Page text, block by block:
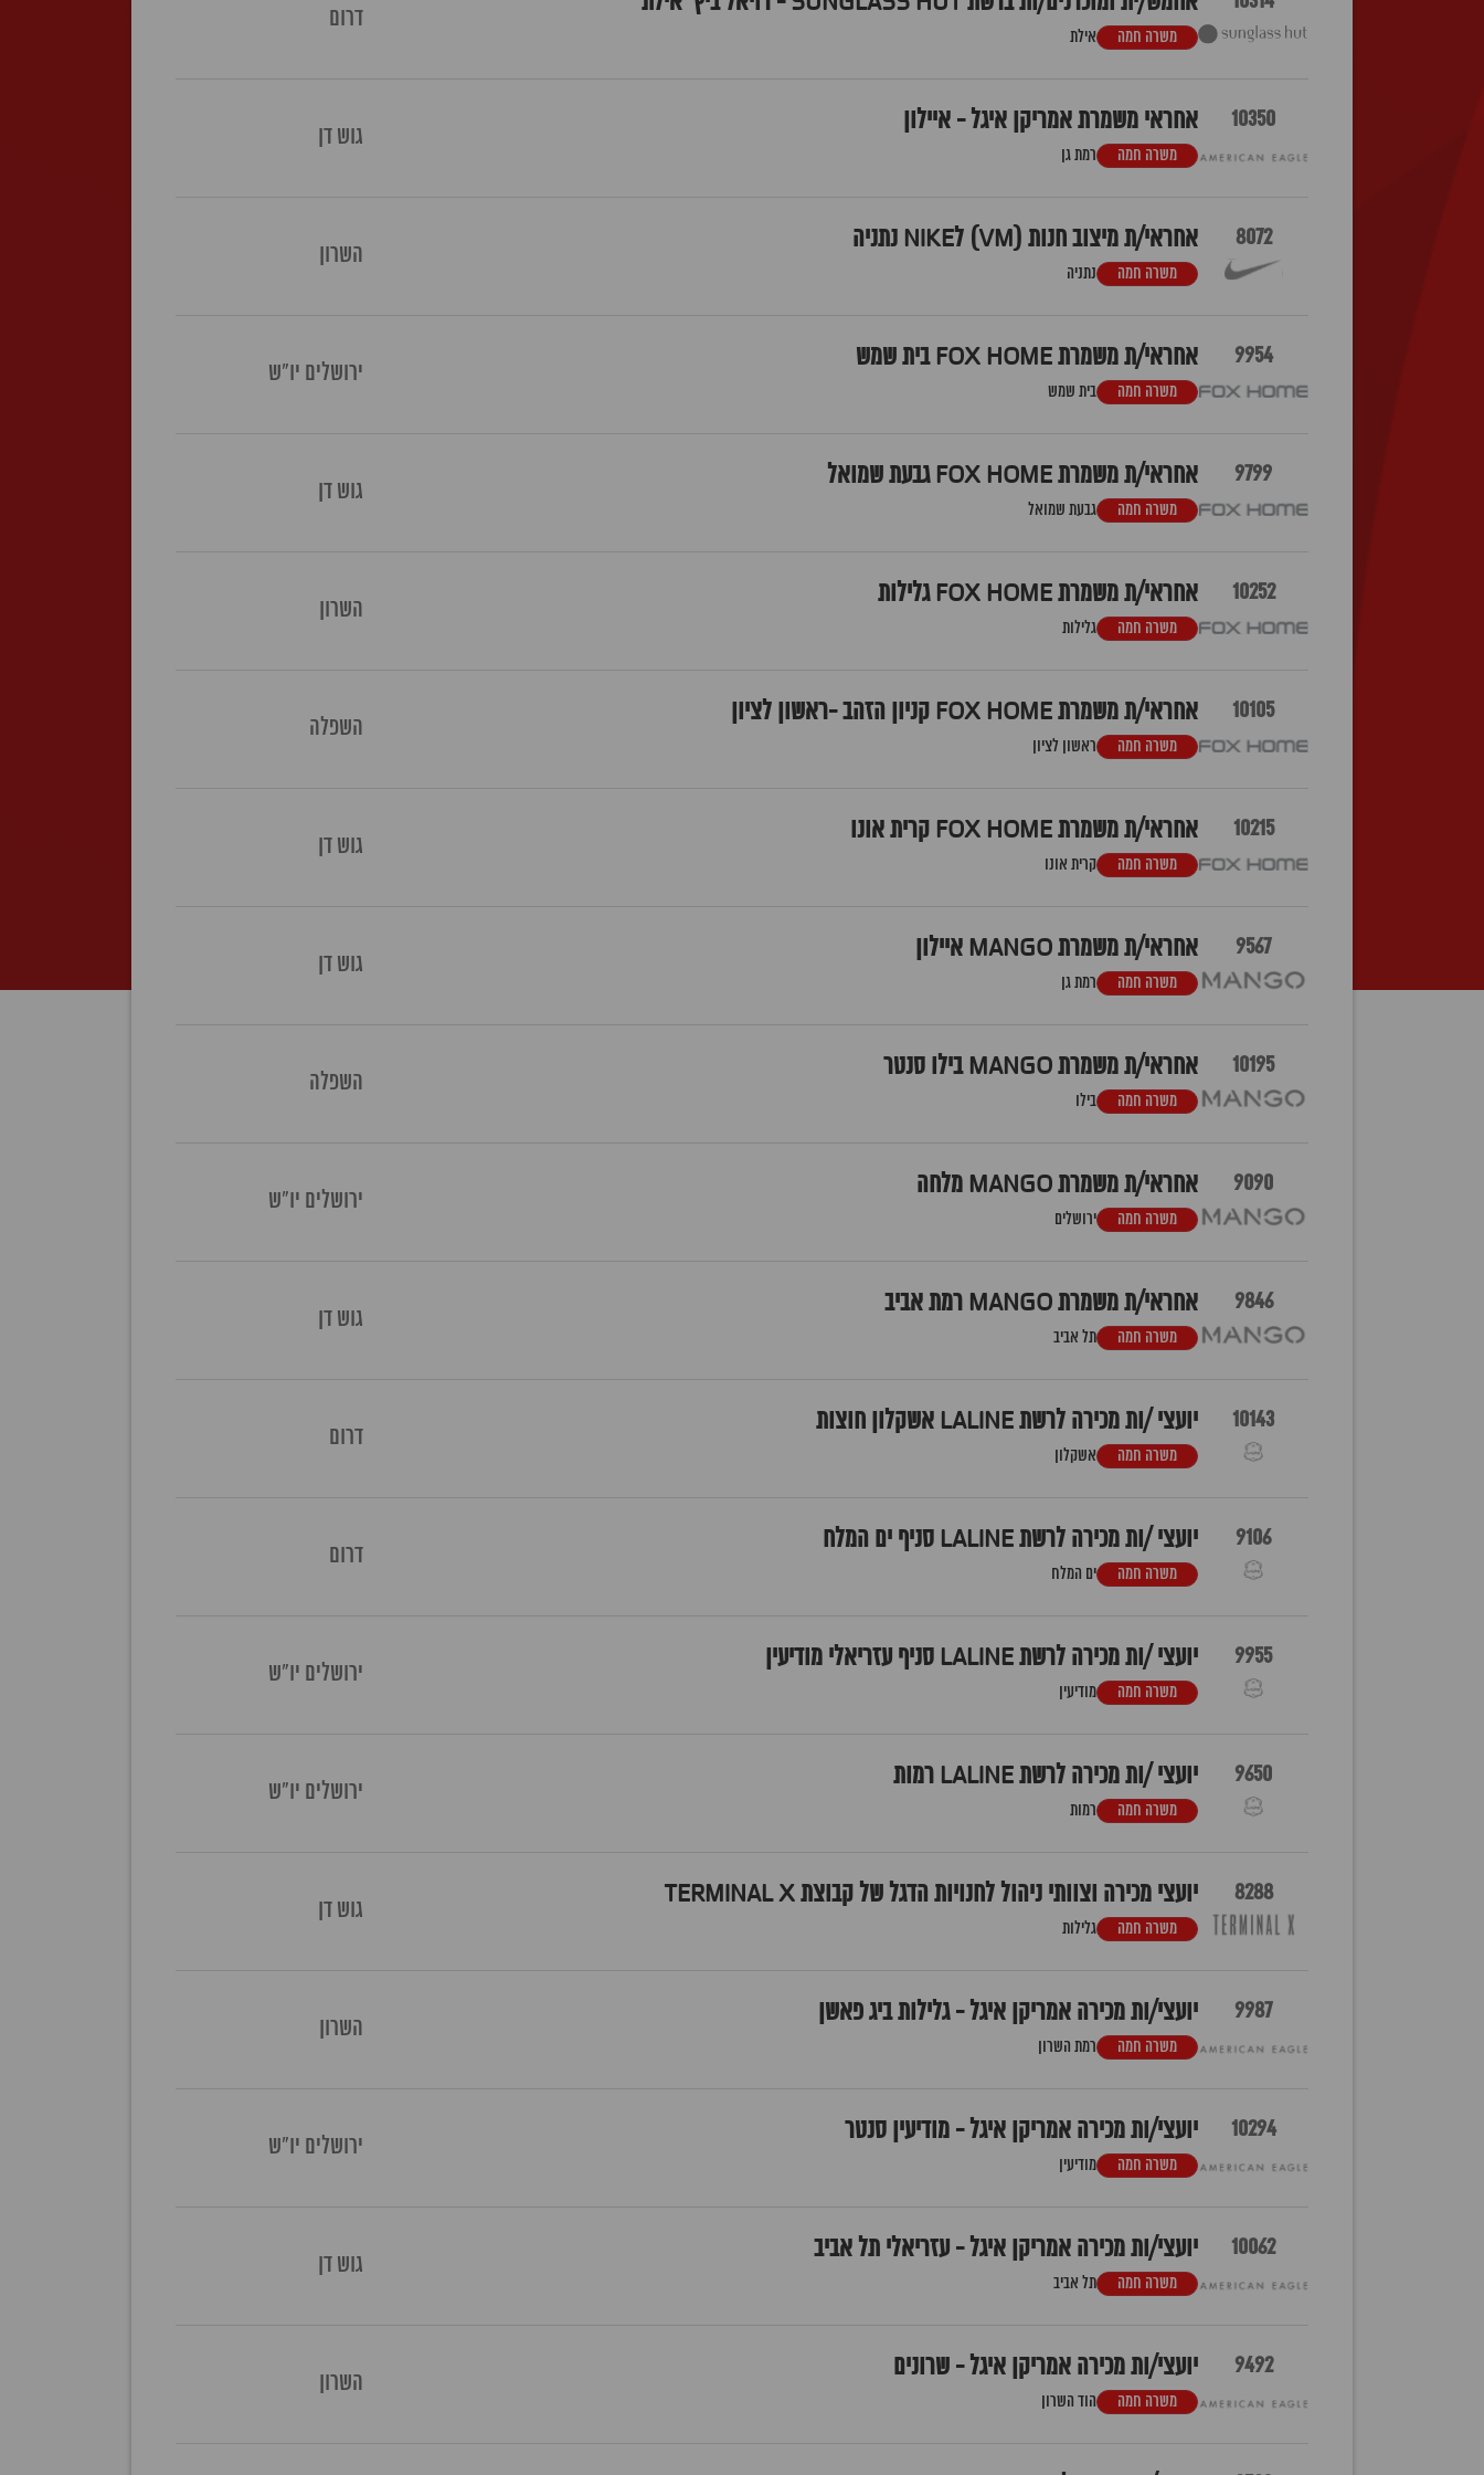
אילת משרה חמה
דרום
10350 אחראי משמרת אמריקן איגל - איילון
רמת גן משרה חמה
גוש דן
8072 אחראי/ת מיצוב חנות (VM) לNIKE נתניה
נתניה משרה חמה
השרון
9954 אחראי/ת משמרת FOX HOME בית שמש
בית שמש משרה חמה
ירושלים יו"ש
9799 אחראי/ת משמרת FOX HOME גבעת שמואל
גבעת שמואל משרה חמה
גוש דן
10252 אחראי/ת משמרת FOX HOME גלילות
גלילות משרה חמה
השרון
10105 אחראי/ת משמרת FOX HOME קניון הזהב -ראשון לציון
ראשון לציון משרה חמה
השפלה
10215 אחראי/ת משמרת FOX HOME קרית אונו
קרית אונו משרה חמה
גוש דן
9567 אחראי/ת משמרת MANGO איילון
רמת גן משרה חמה
גוש דן
10195 אחראי/ת משמרת MANGO בילו סנטר
בילו משרה חמה
השפלה
9090 אחראי/ת משמרת MANGO מלחה
ירושלים משרה חמה
ירושלים יו"ש
9846 אחראי/ת משמרת MANGO רמת אביב
תל אביב משרה חמה
גוש דן
10143 יועצי /ות מכירה לרשת LALINE אשקלון חוצות
אשקלון משרה חמה
דרום
9106 יועצי /ות מכירה לרשת LALINE סניף ים המלח
ים המלח משרה חמה
דרום
9955 יועצי /ות מכירה לרשת LALINE סניף עזריאלי מודיעין
מודיעין משרה חמה
ירושלים יו"ש
9650 יועצי /ות מכירה לרשת LALINE רמות
רמות משרה חמה
ירושלים יו"ש
8288 יועצי מכירה וצוותי ניהול לחנויות הדגל של קבוצת TERMINAL X
גלילות משרה חמה
גוש דן
9987 יועצי/ות מכירה אמריקן איגל - גלילות ביג פאשן
רמת השרון משרה חמה
השרון
10294 יועצי/ות מכירה אמריקן איגל - מודיעין סנטר
מודיעין משרה חמה
ירושלים יו"ש
10062 יועצי/ות מכירה אמריקן איגל - עזריאלי תל אביב
תל אביב משרה חמה
גוש דן
9492 יועצי/ות מכירה אמריקן איגל - שרונים
הוד השרון משרה חמה
השרון